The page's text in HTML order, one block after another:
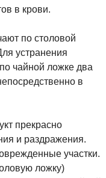
в крови.
по столовой
устранения
чайной ложке два
в
прекрасно
и раздражения.
участки.
ложку)